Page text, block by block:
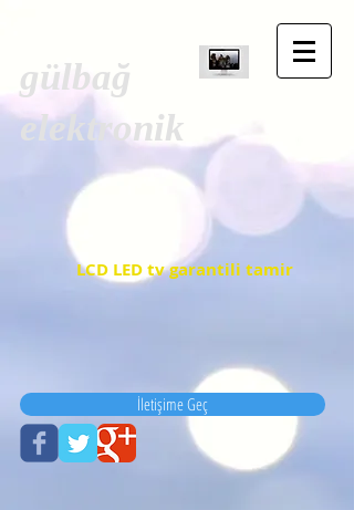
gülbağ
elektronik
LCD LED tv garantili tamir
İletişime Geç